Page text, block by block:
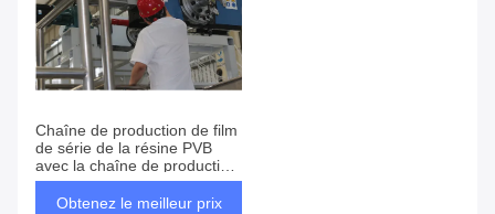
Chaîne de production de film
de série de la résine PVB
avec la chaîne de production
de dessin de film de la fonte
18-23g/100ml
Obtenez le meilleur prix